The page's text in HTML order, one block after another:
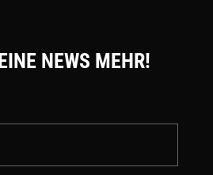
NEWS MEHR!